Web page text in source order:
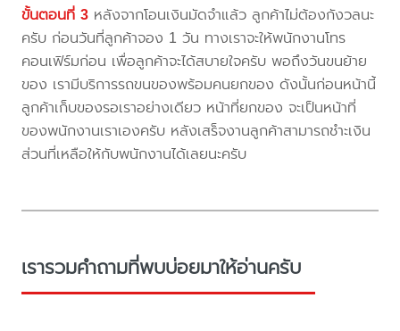
ขั้นตอนที่ 3 หลังจากโอนเงินมัดจำแล้ว ลูกค้าไม่ต้องกังวลนะ
ครับ ก่อนวันที่ลูกค้าจอง 1 วัน ทางเราจะให้พนักงานโทร
คอนเฟิร์มก่อน เพื่อลูกค้าจะได้สบายใจครับ พอถึงวันขนย้าย
ของ เรามีบริการรถขนของพร้อมคนยกของ ดังนั้นก่อนหน้านี้
ลูกค้าเก็บของรอเราอย่างเดียว หน้าที่ยกของ จะเป็นหน้าที่
ของพนักงานเราเองครับ หลังเสร็จงานลูกค้าสามารถชำะเงิน
ส่วนที่เหลือให้กับพนักงานได้เลยนะครับ
เรารวมคำถามที่พบบ่อยมาให้อ่านครับ